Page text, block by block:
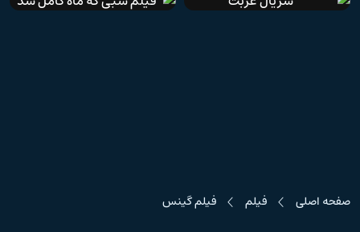
صفحه اصلی فیلم فیلم گینس